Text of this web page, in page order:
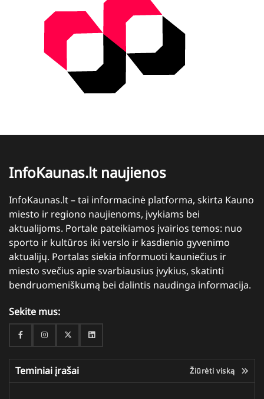
InfoKaunas.lt naujienos
InfoKaunas.lt – tai informacinė platforma, skirta Kauno
miesto ir regiono naujienoms, įvykiams bei
aktualijoms. Portale pateikiamos įvairios temos: nuo
sporto ir kultūros iki verslo ir kasdienio gyvenimo
aktualijų. Portalas siekia informuoti kauniečius ir
miesto svečius apie svarbiausius įvykius, skatinti
bendruomeniškumą bei dalintis naudinga informacija.
Sekite mus:
FacebookInstagramTwitterLinkedin
Teminiai įrašai Žiūrėti viską